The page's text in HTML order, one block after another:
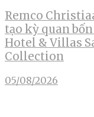
Remco
tạo kỳ quan
Hotel & Villas
Collection
05/08/2026